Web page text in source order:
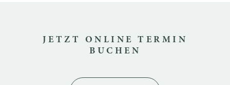
JETZT ONLINE TERMIN
BUCHEN